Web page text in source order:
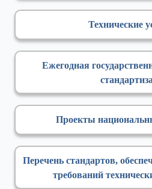
Технические
Ежегодная
Проекты
Перечень стандартов,
требований